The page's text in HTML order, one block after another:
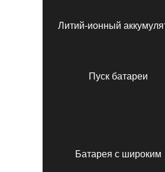
Литий-ионный
Пуск батареи
Батарея с широким